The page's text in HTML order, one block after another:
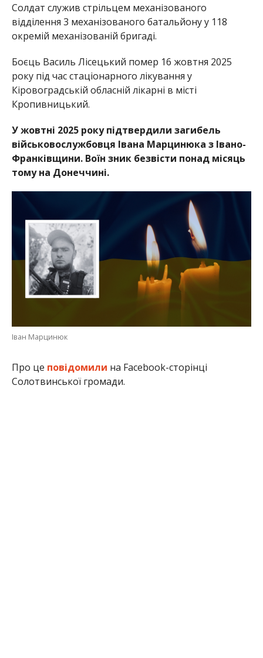
Солдат служив стрільцем механізованого
відділення 3 механізованого батальйону у 118
окремій механізованій бригаді.
Боєць Василь Лісецький помер 16 жовтня 2025
року під час стаціонарного лікування у
Кіровоградській обласній лікарні в місті
Кропивницький.
У жовтні 2025 року підтвердили загибель
військовослужбовця Івана Марцинюка з Івано-
Франківщини. Воїн зник безвісти понад місяць
тому на Донеччині.
Іван Марцинюк
Про це повідомили на Facebook-сторінці
Солотвинської громади.